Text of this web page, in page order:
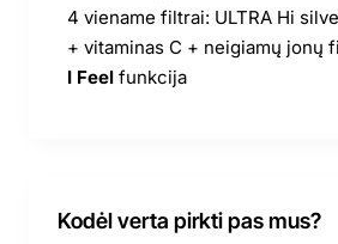
4 viename filtrai: ULTRA Hi
+ vitaminas C + neigiamų jonų
I Feel funkcija
Kodėl verta pirkti pas mus?